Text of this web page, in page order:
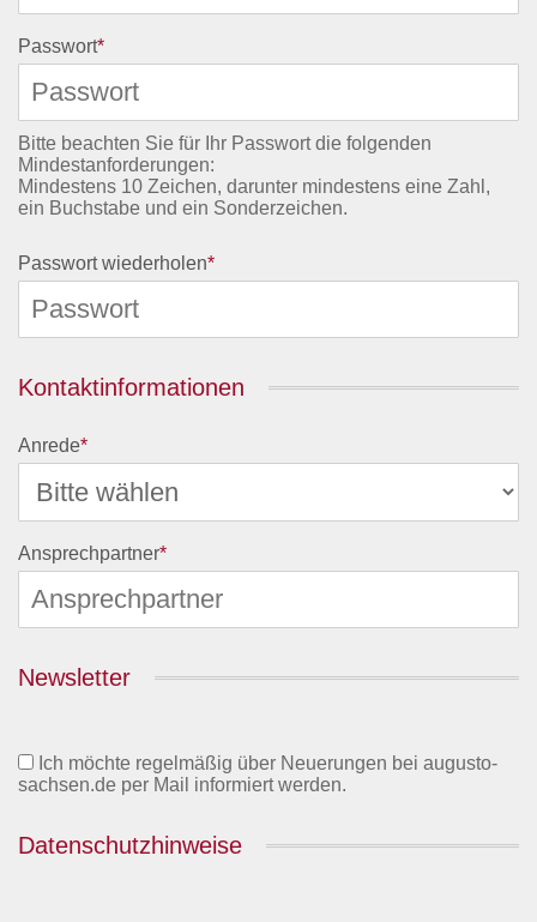
Passwort*
Bitte beachten Sie für Ihr Passwort die folgenden
Mindestanforderungen:
Mindestens 10 Zeichen, darunter mindestens eine Zahl,
ein Buchstabe und ein Sonderzeichen.
Passwort wiederholen*
Kontaktinformationen
Anrede*
Ansprechpartner*
Newsletter
Ich möchte regelmäßig über Neuerungen bei augusto-
sachsen.de per Mail informiert werden.
Datenschutzhinweise